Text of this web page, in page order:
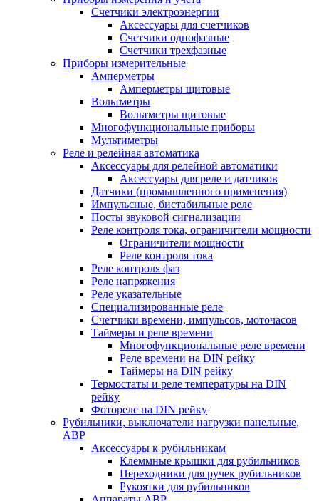
Счетчики электроэнергии
Аксессуары для счетчиков
Счетчики однофазные
Счетчики трехфазные
Приборы измерительные
Амперметры
Амперметры щитовые
Вольтметры
Вольтметры щитовые
Многофункциональные приборы
Мультиметры
Реле и релейная автоматика
Аксессуары для релейной автоматики
Аксессуары для реле и датчиков
Датчики (промышленного применения)
Импульсные, бистабильные реле
Посты звуковой сигнализации
Реле контроля тока, ограничители мощности
Ограничители мощности
Реле контроля тока
Реле контроля фаз
Реле напряжения
Реле указательные
Специализированные реле
Счетчики времени, импульсов, моточасов
Таймеры и реле времени
Многофункциональные реле времени
Реле времени на DIN рейку
Таймеры на DIN рейку
Термостаты и реле температуры на DIN
рейку
Фотореле на DIN рейку
Рубильники, выключатели нагрузки панельные,
АВР
Аксессуары к рубильникам
Клеммные крышки для рубильников
Переходники для ручек рубильников
Рукоятки для рубильников